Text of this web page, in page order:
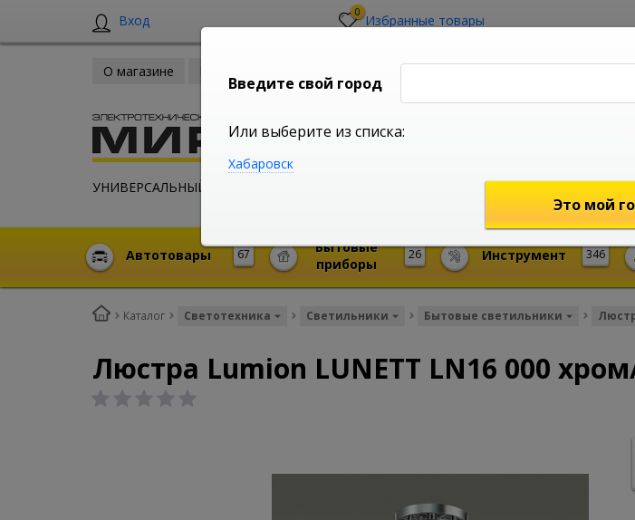
Вход 0 Избранные товары
О магазине
УНИВЕРСАЛЬНЫЙ ИНТЕРНЕТ МАГАЗИН shop@mireks.ru
67
Автотовары 26
Бытовые
приборы
346
Инструмент
Каталог Светотехника Светильники Бытовые светильники
Люстра Lumion LUNETT LN16 000
Введите свой город
Или выберите из списка:
Хабаровск
Это мой